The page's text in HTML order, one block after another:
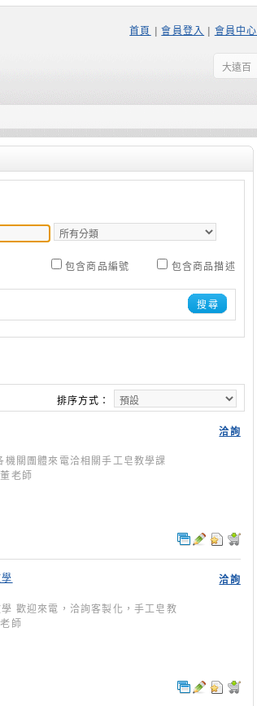
首頁 會員登入 會員中心
包含商品編號 包含商品描述
搜尋
排序方式：
洽詢
機關團體來電洽相關手工皂教學課
老師
洽詢
歡迎來電，洽詢客製化，手工皂教
師